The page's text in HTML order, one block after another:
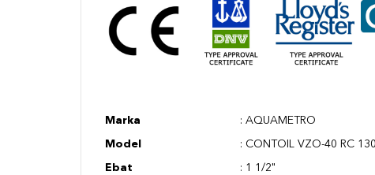
Marka : AQUAMETRO
Model : CONTOIL VZO-40 RC
Ebat : 1 1/2"